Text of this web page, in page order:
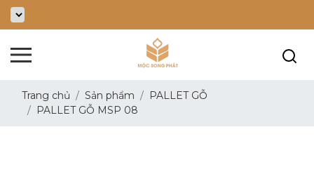
Trang chủ Sản phẩm
PALLET GỖ
PALLET GỖ MSP 08